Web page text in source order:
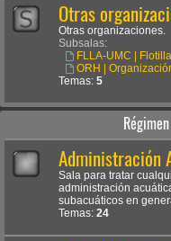
Otras
Otras organizaciones.
Subsalas:
FLLA-UMC |
ORH |
Temas: 5
Administración
Sala para tratar
administración
subacuáticos en
Temas: 24